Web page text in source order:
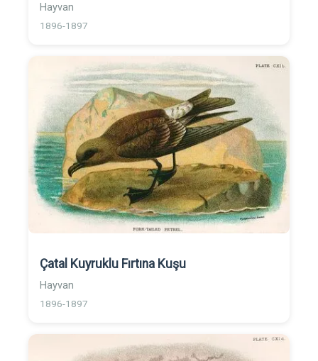
Hayvan
1896-1897
Çatal Kuyruklu Fırtına Kuşu
Hayvan
1896-1897